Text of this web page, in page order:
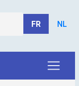
FR NL